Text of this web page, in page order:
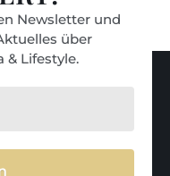
Newsletter und
über
& Lifestyle.